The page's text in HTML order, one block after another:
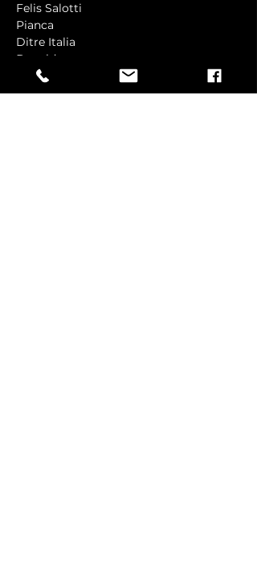
Felis Salotti
Pianca
Ditre Italia
Bonaldo